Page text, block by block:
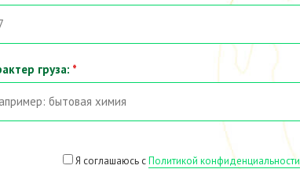
груза: *
Я соглашаюсь сПолитикой конфиденциальности